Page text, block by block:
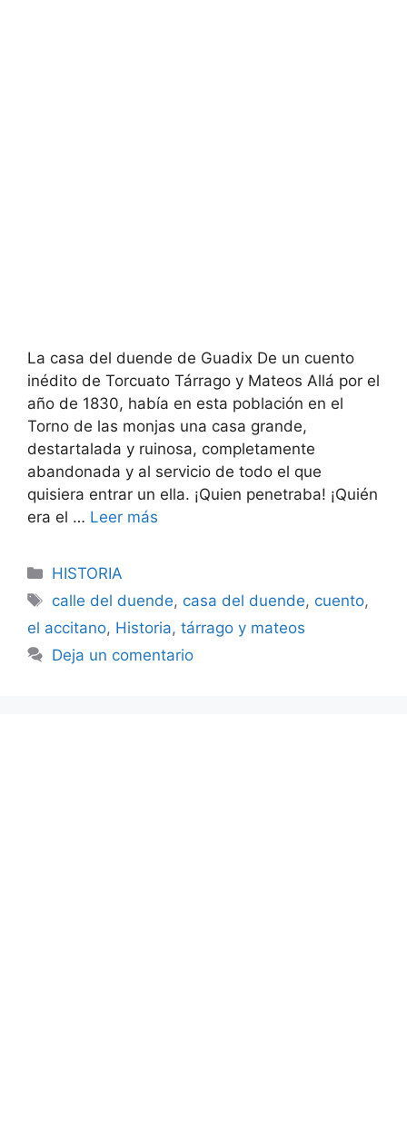
La casa del duende de Guadix De un cuento
inédito de Torcuato Tárrago y Mateos Allá por el
año de 1830, había en esta población en el
Torno de las monjas una casa grande,
destartalada y ruinosa, completamente
abandonada y al servicio de todo el que
quisiera entrar un ella. ¡Quien penetraba! ¡Quién
era el … Leer más
Categorías
HISTORIA
Etiquetas
calle del duende, casa del duende, cuento,
el accitano, Historia, tárrago y mateos
Deja un comentario